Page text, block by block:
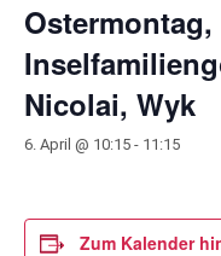
Ostermontag,
Nicolai, Wyk
6. April @ 10:15 - 11:15
Zum Kalender